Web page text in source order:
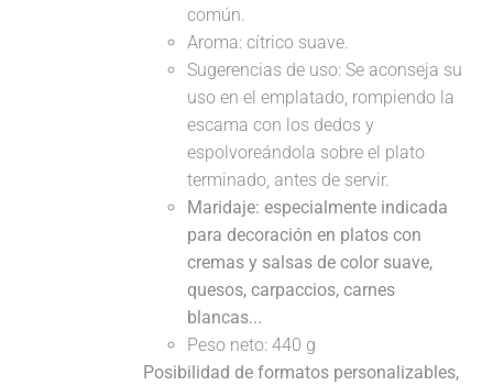
común.
Aroma: cítrico suave.
Sugerencias de uso: Se aconseja su
uso en el emplatado, rompiendo la
escama con los dedos y
espolvoreándola sobre el plato
terminado, antes de servir.
Maridaje: especialmente indicada
para decoración en platos con
cremas y salsas de color suave,
quesos, carpaccios, carnes
blancas...
Peso neto: 440 g
Posibilidad de formatos personalizables,